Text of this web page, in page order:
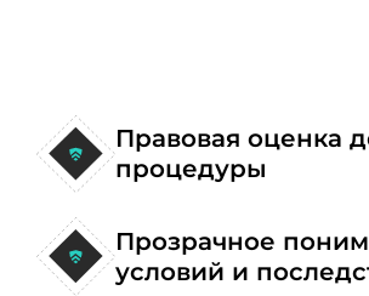
Правовая оценка
процедуры
Прозрачное
условий и